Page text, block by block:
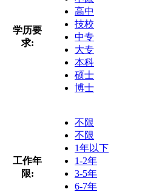
学历要
求:
高中
技校
中专
大专
本科
硕士
博士
工作年
限:
不限
不限
1年以下
1-2年
3-5年
6-7年